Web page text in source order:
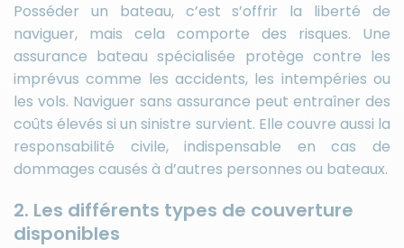
Posséder un bateau, c’est s’offrir la liberté de
naviguer, mais cela comporte des risques. Une
assurance bateau spécialisée protège contre les
imprévus comme les accidents, les intempéries ou
les vols. Naviguer sans assurance peut entraîner des
coûts élevés si un sinistre survient. Elle couvre aussi la
responsabilité civile, indispensable en cas de
dommages causés à d’autres personnes ou bateaux.
2. Les différents types de couverture
disponibles